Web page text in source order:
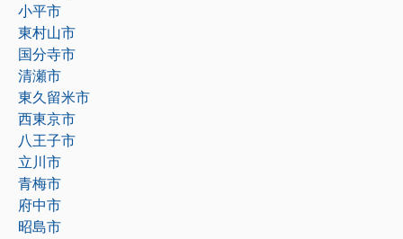
小平市
東村山市
国分寺市
清瀬市
東久留米市
西東京市
八王子市
立川市
青梅市
府中市
昭島市